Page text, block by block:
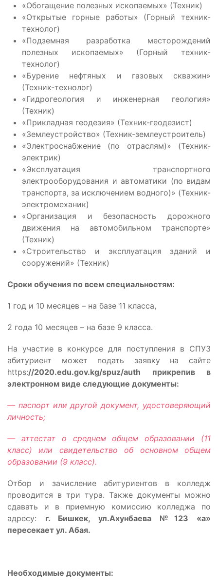
«Обогащение полезных ископаемых» (Техник)
«Открытые горные работы» (Горный техник-
технолог)
«Подземная разработка месторождений
полезных ископаемых» (Горный техник-
технолог)
«Бурение нефтяных и газовых скважин»
(Техник-технолог)
«Гидрогеология и инженерная геология»
(Техник)
«Прикладная геодезия» (Техник-геодезист)
«Землеустройство» (Техник-землеустроитель)
«Электроснабжение (по отраслям)» (Техник-
электрик)
«Эксплуатация транспортного
электрооборудования и автоматики (по видам
транспорта, за исключением водного)» (Техник-
электромеханик)
«Организация и безопасность дорожного
движения на автомобильном транспорте»
(Техник)
«Строительство и эксплуатация зданий и
сооружений» (Техник)
Сроки обучения по всем специальностям:
1 год и 10 месяцев – на базе 11 класса,
2 года 10 месяцев – на базе 9 класса.
На участие в конкурсе для поступления в СПУЗ
абитуриент может подать заявку на сайте
https://2020.edu.gov.kg/spuz/auth прикрепив в
электронном виде следующие документы:
— паспорт или другой документ, удостоверяющий
личность;
— аттестат о среднем общем образовании (11
класс) или свидетельство об основном общем
образовании (9 класс).
Отбор и зачисление абитуриентов в колледж
проводится в три тура. Также документы можно
сдавать и в приемную комиссию колледжа по
адресу: г. Бишкек, ул.Ахунбаева №123 «а»
пересекает ул. Абая.
Необходимые документы: